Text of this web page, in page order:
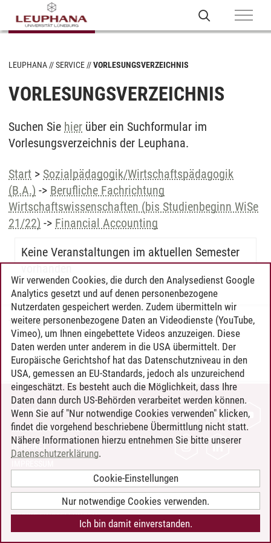
LEUPHANA SERVICE VORLESUNGSVERZEICHNIS
VORLESUNGSVERZEICHNIS
Suchen Sie hier über ein Suchformular im
Vorlesungsverzeichnis der Leuphana.
Start > Sozialpädagogik/Wirtschaftspädagogik
(B.A.) -> Berufliche Fachrichtung
Wirtschaftswissenschaften (bis Studienbeginn WiSe
21/22) -> Financial Accounting
Keine Veranstaltungen im aktuellen Semester
vorhanden
Timo Leder/30.06.2024
KONTAKT
LEUPHANA ALS ARBEITGEBER
INTRANET
BARRIEREFREIHEIT
COOKIE-EINSTELLUNGEN
Wir verwenden Cookies, die durch den Analysedienst Google
Analytics gesetzt und auf denen personenbezogene
Nutzerdaten gespeichert werden. Zudem übermitteln wir
weitere personenbezogene Daten an Videodienste (YouTube,
Vimeo), um Ihnen eingebettete Videos anzuzeigen. Diese
Daten werden unter anderem in die USA übermittelt. Der
Europäische Gerichtshof hat das Datenschutzniveau in den
USA, gemessen an EU-Standards, jedoch als unzureichend
eingeschätzt. Es besteht auch die Möglichkeit, dass Ihre
Daten dann durch US-Behörden verarbeitet werden können.
Wenn Sie auf "Nur notwendige Cookies verwenden" klicken,
findet die vorgehend beschriebene Übermittlung nicht statt.
Nähere Informationen hierzu entnehmen Sie bitte unserer
Datenschutzerklärung.
Cookie-Einstellungen
Nur notwendige Cookies verwenden.
Ich bin damit einverstanden.